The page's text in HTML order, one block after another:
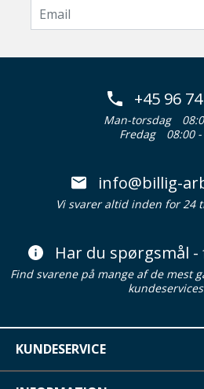
+45 96
Man-torsdag
Fredag
08:00
info@billig-
Vi svarer altid inden for 24
Har du spørgsmål
Find svarene på mange af de mest
KUNDESERVICE